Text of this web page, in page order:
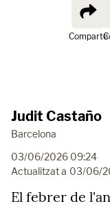
Comparte
Judit Castaño
Barcelona
03/06/2026 09:24
Actualitzat a 03/06/
El febrer de